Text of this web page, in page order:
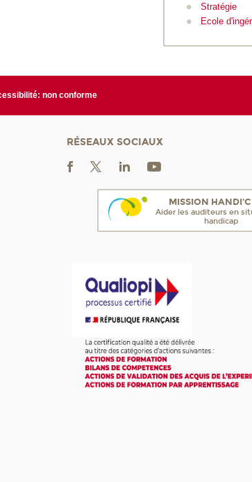
Stratégie
Ecole
non conforme
RÉSEAUX SOCIAUX
MISSION
Aider les auditeurs en
handicap